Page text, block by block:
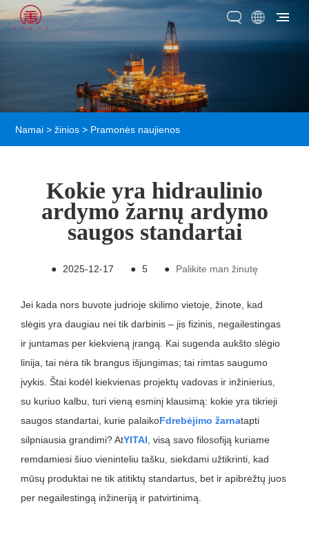
Namai > žinios > Pramonės naujienos
Kokie yra hidraulinio
ardymo žarnų ardymo
saugos standartai
● 2025-12-17 ● 5 ● Palikite man žinutę
Jei kada nors buvote judrioje skilimo vietoje, žinote, kad
slėgis yra daugiau nei tik darbinis – jis fizinis, negailestingas
ir juntamas per kiekvieną įrangą. Kai sugenda aukšto slėgio
linija, tai nėra tik brangus išjungimas; tai rimtas saugumo
įvykis. Štai kodėl kiekvienas projektų vadovas ir inžinierius,
su kuriuo kalbu, turi vieną esminį klausimą: kokie yra tikrieji
saugos standartai, kurie palaikoFdrebėjimo žarnatapti
silpniausia grandimi? AtYITAI, visą savo filosofiją kuriame
remdamiesi šiuo vieninteliu tašku, siekdami užtikrinti, kad
mūsų produktai ne tik atitiktų standartus, bet ir apibrėžtų juos
per negailestingą inžineriją ir patvirtinimą.